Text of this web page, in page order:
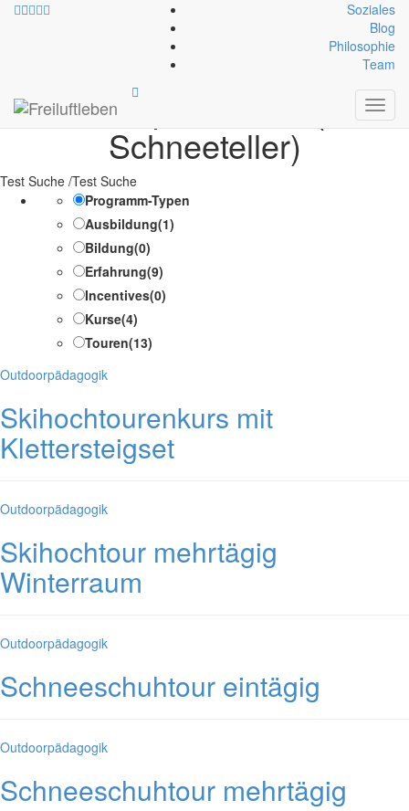
Soziales
Blog
Philosophie
Team
Technische Ausrüstung:
Teleskopskistöcke (mit
Schneeteller)
Test Suche /Test Suche
Programm-Typen
Ausbildung(1)
Bildung(0)
Erfahrung(9)
Incentives(0)
Kurse(4)
Touren(13)
Kategorien
Outdoorpädagogik
Skihochtourenkurs mit
Klettersteigset
Kategorien
Outdoorpädagogik
Skihochtour mehrtägig
Winterraum
Kategorien
Outdoorpädagogik
Schneeschuhtour eintägig
Kategorien
Outdoorpädagogik
Schneeschuhtour mehrtägig